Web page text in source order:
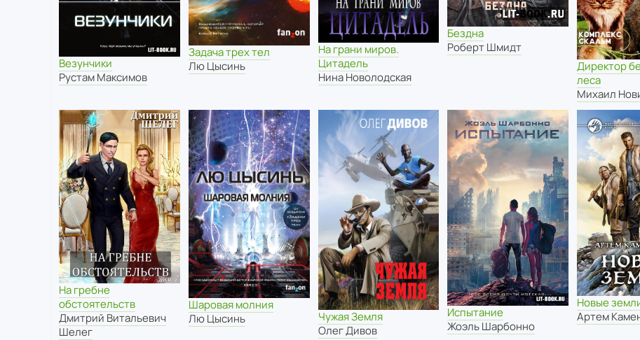
Везунчики
Рустам Максимов
Задача трех тел
Лю Цысинь
На грани миров.
Цитадель
Нина Новолодская
Бездна
Роберт Шмидт
Директор
леса
Михаил
На гребне
обстоятельств
Дмитрий Витальевич
Шелег
Шаровая молния
Лю Цысинь
Чужая Земля
Олег Дивов
Испытание
Жоэль Шарбонно
Новые
Артем